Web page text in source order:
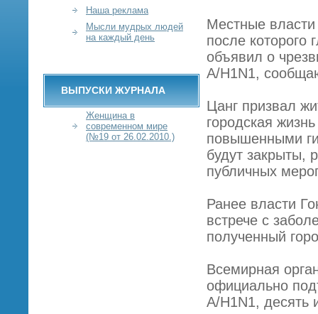
Местные власти
после которого
объявил о
A/H1N1,
Цанг призвал
городская
повышенными
будут закрыты,
публичных
Ранее власти
встрече с
полученный
Всемирная
официально
A/H1N1, десять
Наша реклама
Мысли мудрых людей
на каждый день
ВЫПУСКИ ЖУРНАЛА
Женщина в
современном мире
(№19 от 26.02.2010.)